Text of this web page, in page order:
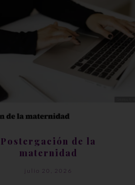
Postergación de la
maternidad
julio 20, 2026